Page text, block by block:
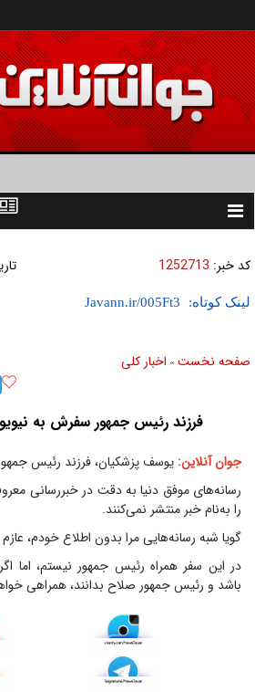
Toggle
کد خبر: 1252713
لینک کوتاه:
صفحه نخست » اخبار كلی
فرزند رئیس جمهور سفرش به
جوان آنلاین: یوسف پزشکیان، فرزند رئیس
رسانه‌های موفق دنیا به دقت در خبررسانی
را به‌نام خبر منتشر نمی‌کنند.
گویا شبه رسانه‌هایی مرا بدون اطلاع خودم، عازم
در این سفر همراه رئیس جمهور نیستم، اما
باشد و رئیس جمهور صلاح بدانند، همراهی